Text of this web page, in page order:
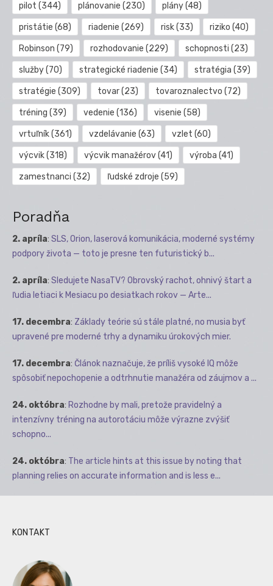
pilot (344) plánovanie (230) plány(48)
pristátie (68) riadenie (269) risk(33) riziko (40)
Robinson (79) rozhodovanie (229) schopnosti (23)
služby(70) strategické riadenie (34) stratégia (39)
stratégie (309) tovar(23) tovaroznalectvo (72)
tréning (39) vedenie (136) visenie (58)
vrtuľník(361) vzdelávanie (63) vzlet (60)
výcvik(318) výcvik manažérov(41) výroba (41)
zamestnanci (32) ľudské zdroje (59)
Poradňa
2. apríla: SLS, Orion, laserová komunikácia, moderné systémy
podpory života — toto je presne ten futuristický b...
2. apríla: Sledujete NasaTV? Obrovský rachot, ohnivý štart a
ľudia letiaci k Mesiacu po desiatkach rokov — Arte...
17. decembra: Základy teórie sú stále platné, no musia byť
upravené pre moderné trhy a dynamiku úrokových mier.
17. decembra: Článok naznačuje, že príliš vysoké IQ môže
spôsobiť nepochopenie a odtrhnutie manažéra od záujmov a ...
24. októbra: Rozhodne by mali, pretože pravidelný a
intenzívny tréning na autorotáciu môže výrazne zvýšiť
schopno...
24. októbra: The article hints at this issue by noting that
planning relies on accurate information and is less e...
KONTAKT